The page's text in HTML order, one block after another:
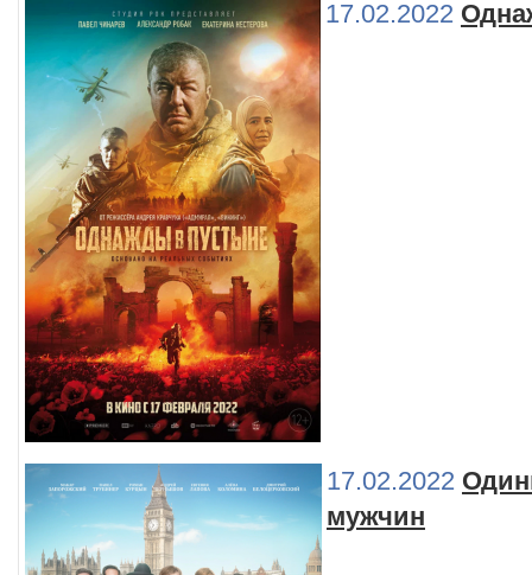
17.02.2022
17.02.2022
мужчин